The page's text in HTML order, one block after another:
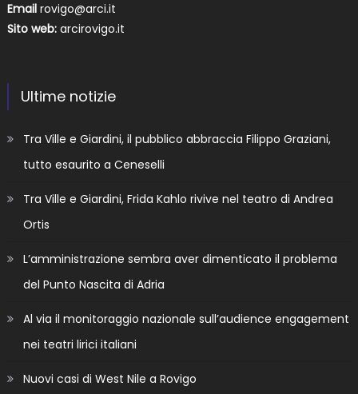
Email rovigo@arci.it
Sito web: arcirovigo.it
Ultime notizie
Tra Ville e Giardini, il pubblico abbraccia Filippo Graziani,
tutto esaurito a Ceneselli
Tra Ville e Giardini, Frida Kahlo rivive nel teatro di Andrea
Ortis
L’amministrazione sembra aver dimenticato il problema
del Punto Nascita di Adria
Al via il monitoraggio nazionale sull’audience engagement
nei teatri lirici italiani
Nuovi casi di West Nile a Rovigo